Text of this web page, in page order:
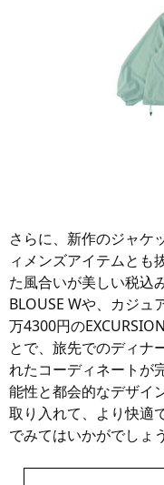
さらに、新作のジャケ
ィメンズアイテムとも
た風合いが美しい税込
BLOUSE Wや、カジュ
万4300円の
とで、旅先でのディナ
れたコーディネートが
能性と都会的なデザイ
取り入れて、より快適
でみてはいかがでしょう